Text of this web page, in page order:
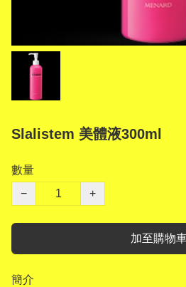
Slalistem 美體液300ml
數量
−
+
加至購物
簡介